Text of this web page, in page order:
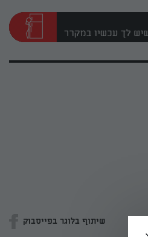
שיתוף בלוגר בפייסבוק